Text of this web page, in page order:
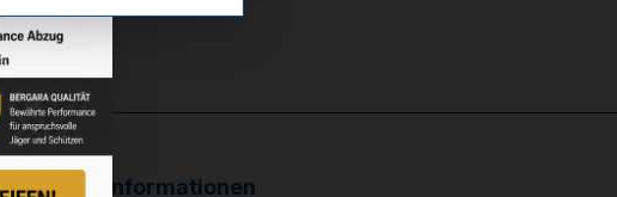
Informationen